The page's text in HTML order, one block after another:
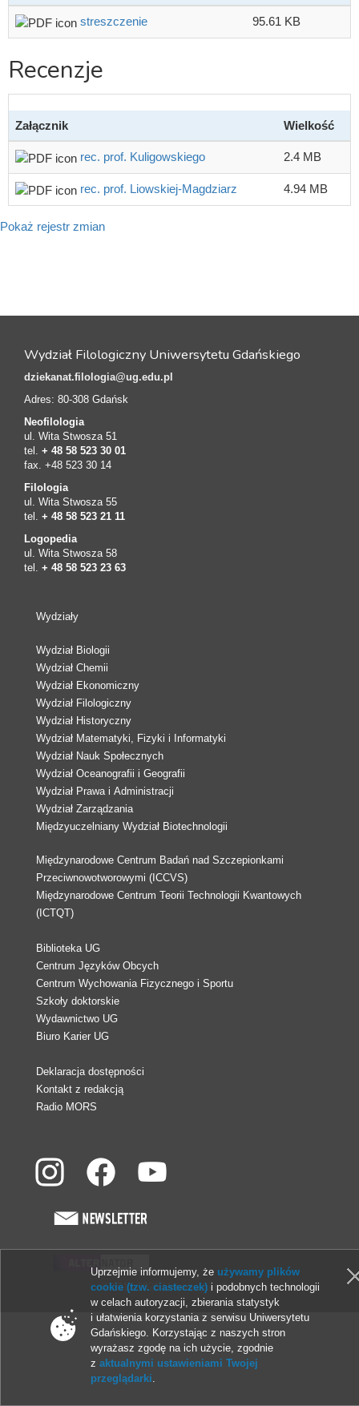
streszczenie 95.61 KB
Recenzje
Załącznik Wielkość
rec. prof. Kuligowskiego 2.4 MB
rec. prof. Liowskiej-Magdziarz 4.94 MB
Pokaż rejestr zmian
Wydział Filologiczny Uniwersytetu Gdańskiego
dziekanat.filologia@ug.edu.pl
Adres: 80-308 Gdańsk
Neofilologia
ul. Wita Stwosza 51
tel. + 48 58 523 30 01
fax. +48 523 30 14
Filologia
ul. Wita Stwosza 55
tel. + 48 58 523 21 11
Logopedia
ul. Wita Stwosza 58
tel. + 48 58 523 23 63
Wydziały
Wydział Biologii
Wydział Chemii
Wydział Ekonomiczny
Wydział Filologiczny
Wydział Historyczny
Wydział Matematyki, Fizyki i Informatyki
Wydział Nauk Społecznych
Wydział Oceanografii i Geografii
Wydział Prawa i Administracji
Wydział Zarządzania
Międzyuczelniany Wydział Biotechnologii
Międzynarodowe Centrum Badań nad Szczepionkami
Przeciwnowotworowymi (ICCVS)
Międzynarodowe Centrum Teorii Technologii Kwantowych
(ICTQT)
Biblioteka UG
Centrum Języków Obcych
Centrum Wychowania Fizycznego i Sportu
Szkoły doktorskie
Wydawnictwo UG
Biuro Karier UG
Deklaracja dostępności
Kontakt z redakcją
Radio MORS
© 2013-2026 Uniwersytet Gdański
Uprzejmie informujemy, że używamy plików
cookie (tzw. ciasteczek) i podobnych technologii
w celach autoryzacji, zbierania statystyk
i ułatwienia korzystania z serwisu Uniwersytetu
Gdańskiego. Korzystając z naszych stron
wyrażasz zgodę na ich użycie, zgodnie
zaktualnymi ustawieniami Twojej
przeglądarki.